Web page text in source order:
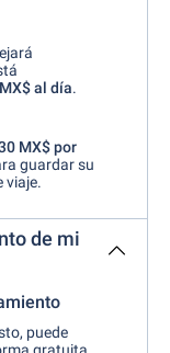
al día.
MX$ por
guardar su
viaje.
de mi
puede
gratuita